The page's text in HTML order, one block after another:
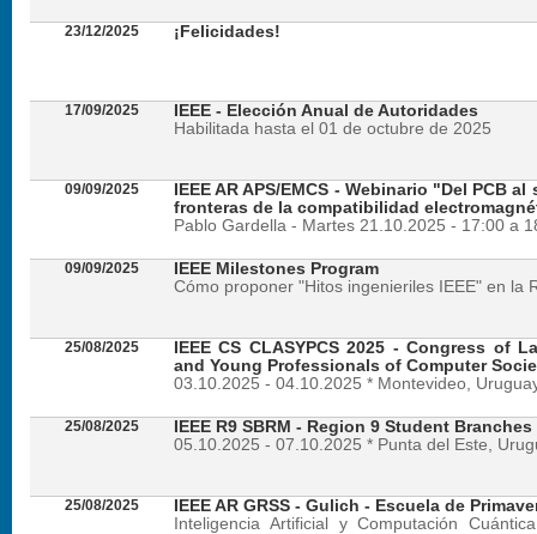
23/12/2025 ¡Felicidades!
17/09/2025
IEEE - Elección Anual de Autoridades
Habilitada hasta el 01 de octubre de 2025
09/09/2025
IEEE AR APS/EMCS - Webinario "Del PCB
fronteras de la compatibilidad
Pablo Gardella - Martes 21.10.2025 - 17:00 a
09/09/2025
IEEE Milestones Program
Cómo proponer "Hitos ingenieriles IEEE" en la
25/08/2025
IEEE CS CLASYPCS 2025 - Congress of
and Young Professionals of Computer
03.10.2025 - 04.10.2025 * Montevideo,
25/08/2025
IEEE R9 SBRM - Region 9 Student
05.10.2025 - 07.10.2025 * Punta del Este,
25/08/2025
IEEE AR GRSS - Gulich - Escuela de
Inteligencia Artificial y Computación